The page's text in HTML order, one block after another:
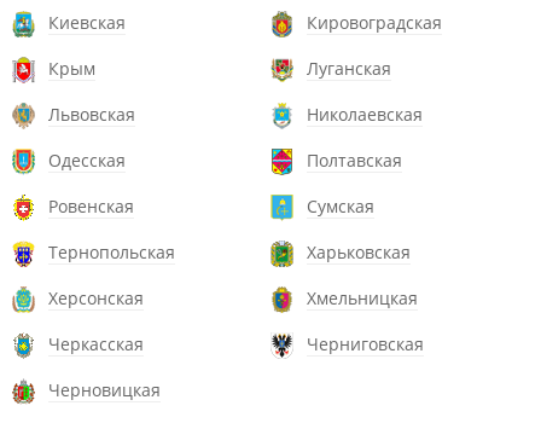
Киевская
Кировоградская
Крым
Луганская
Львовская
Николаевская
Одесская
Полтавская
Ровенская
Сумская
Тернопольская
Харьковская
Херсонская
Хмельницкая
Черкасская
Черниговская
Черновицкая